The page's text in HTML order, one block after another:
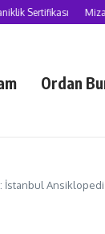
Mizah neden
Ordan
İstanbul